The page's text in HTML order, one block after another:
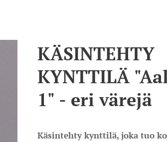
KÄSINTEHTY
KYNTTILÄ
1" - eri värejä
Käsintehty kynttilä, joka tuo